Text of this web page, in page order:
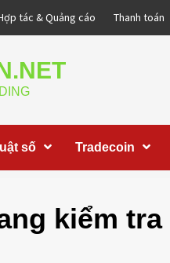
tác & Quảng cáo Thanh toán
số Tradecoin
kiểm